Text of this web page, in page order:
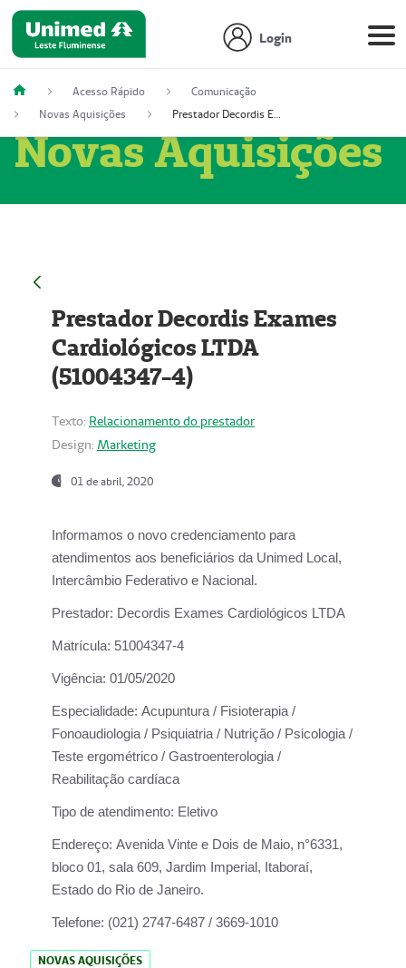
Login
Acesso Rápido
Comunicação
Novas Aquisições
Prestador Decordis Exames Cardiológicos LTDA (51004347-4)
Novas Aquisições
Prestador Decordis Exames
Cardiológicos LTDA
(51004347-4)
Texto: Relacionamento do prestador
Design: Marketing
01 de abril, 2020
Informamos o novo credenciamento para
atendimentos aos beneficiários da Unimed Local,
Intercâmbio Federativo e Nacional.
Prestador: Decordis Exames Cardiológicos LTDA
Matrícula: 51004347-4
Vigência: 01/05/2020
Especialidade: Acupuntura / Fisioterapia /
Fonoaudiologia / Psiquiatria / Nutrição / Psicologia /
Teste ergométrico / Gastroenterologia /
Reabilitação cardíaca
Tipo de atendimento: Eletivo
Endereço: Avenida Vinte e Dois de Maio, n°6331,
bloco 01, sala 609, Jardim Imperial, Itaboraí,
Estado do Rio de Janeiro.
Telefone: (021) 2747-6487 / 3669-1010
NOVAS AQUISIÇÕES